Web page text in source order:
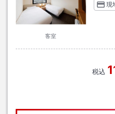
客室
現
税込